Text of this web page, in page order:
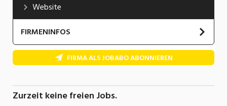
Website
FIRMENINFOS
Kraftwerk Mels – Tradition trifft Moderne
Vergangenheit und Gegenwart auf einzigartige
Weise. Die alten Generatoren erzählen
FIRMA ALS JOBABO ABONNIEREN
Zurzeit keine freien Jobs.